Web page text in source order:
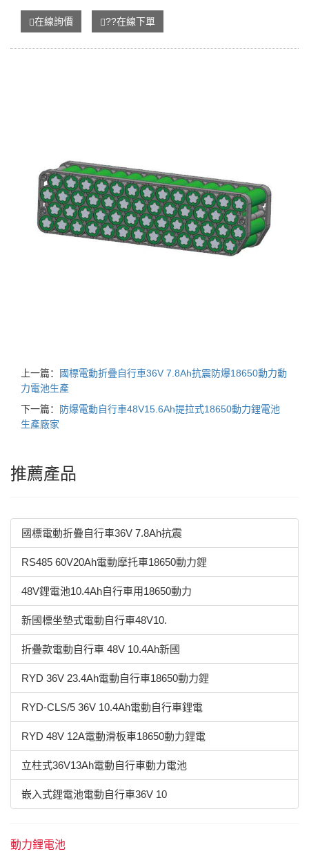
在線詢價 ??在線下單
上一篇：
國標電動折疊自行車36V 7.8Ah抗震防爆18650動力動
力電池生產
下一篇：
防爆電動自行車48V15.6Ah提拉式18650動力鋰電池
生產廠家
推薦產品
國標電動折疊自行車36V 7.8Ah抗震
RS485 60V20Ah電動摩托車18650動力鋰
48V鋰電池10.4Ah自行車用18650動力
新國標坐墊式電動自行車48V10.
折疊款電動自行車 48V 10.4Ah新國
RYD 36V 23.4Ah電動自行車18650動力鋰
RYD-CLS/5 36V 10.4Ah電動自行車鋰電
RYD 48V 12A電動滑板車18650動力鋰電
立柱式36V13Ah電動自行車動力電池
嵌入式鋰電池電動自行車36V 10
動力鋰電池